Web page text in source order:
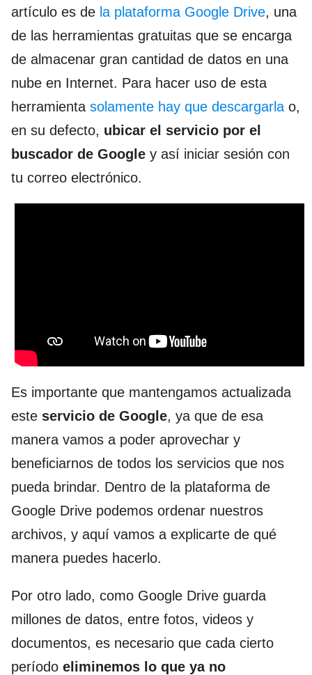
artículo es de la plataforma Google Drive, una
de las herramientas gratuitas que se encarga
de almacenar gran cantidad de datos en una
nube en Internet. Para hacer uso de esta
herramienta solamente hay que descargarla o,
en su defecto, ubicar el servicio por el
buscador de Google y así iniciar sesión con
tu correo electrónico.
Es importante que mantengamos actualizada
este servicio de Google, ya que de esa
manera vamos a poder aprovechar y
beneficiarnos de todos los servicios que nos
pueda brindar. Dentro de la plataforma de
Google Drive podemos ordenar nuestros
archivos, y aquí vamos a explicarte de qué
manera puedes hacerlo.
Por otro lado, como Google Drive guarda
millones de datos, entre fotos, videos y
documentos, es necesario que cada cierto
período eliminemos lo que ya no